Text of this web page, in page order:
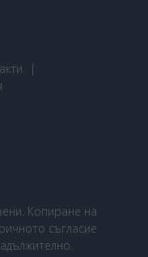
Копиране на
съгласие